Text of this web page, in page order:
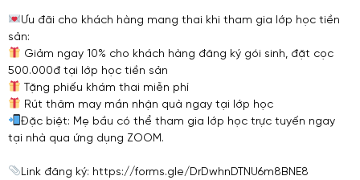
Ưu đãi cho khách hàng mang thai khi tham gia lớp học tiền
sản:
Giảm ngay 10% cho khách hàng đăng ký gói sinh, đặt cọc
500.000đ tại lớp học tiền sản
Tặng phiếu khám thai miễn phí
Rút thăm may mắn nhận quà ngay tại lớp học
Đặc biệt: Mẹ bầu có thể tham gia lớp học trực tuyến ngay
tại nhà qua ứng dụng ZOOM.
Link đăng ký: https://forms.gle/DrDwhnDTNU6m8BNE8